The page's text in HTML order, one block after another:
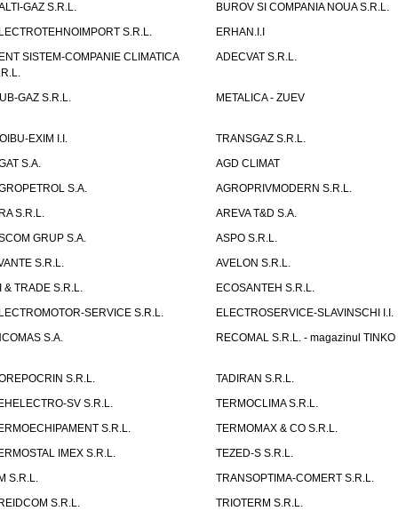
GAZ S.R.L.
BUROV SI COMPANIA NOUA S.R.L.
S.R.L.
ERHAN.I.I
SISTEM-COMPANIE CLIMATICA
ADECVAT S.R.L.
GAZ S.R.L. METALICA - ZUEV
EXIM I.I.
TRANSGAZ S.R.L.
S.A.
AGD CLIMAT
S.A.
AGROPRIVMODERN S.R.L.
S.R.L.
AREVA T&D S.A.
GRUP S.A.
ASPO S.R.L.
S.R.L.
AVELON S.R.L.
& TRADE S.R.L.
ECOSANTEH S.R.L.
SERVICE S.R.L.
ELECTROSERVICE-SLAVINSCHI I.I.
S.A.
RECOMAL S.R.L. - magazinul TINKO
S.R.L.
TADIRAN S.R.L.
SV S.R.L.
TERMOCLIMA S.R.L.
S.R.L.
TERMOMAX & CO S.R.L.
IMEX S.R.L.
TEZED-S S.R.L.
S.R.L.
TRANSOPTIMA-COMERT S.R.L.
S.R.L.
TRIOTERM S.R.L.